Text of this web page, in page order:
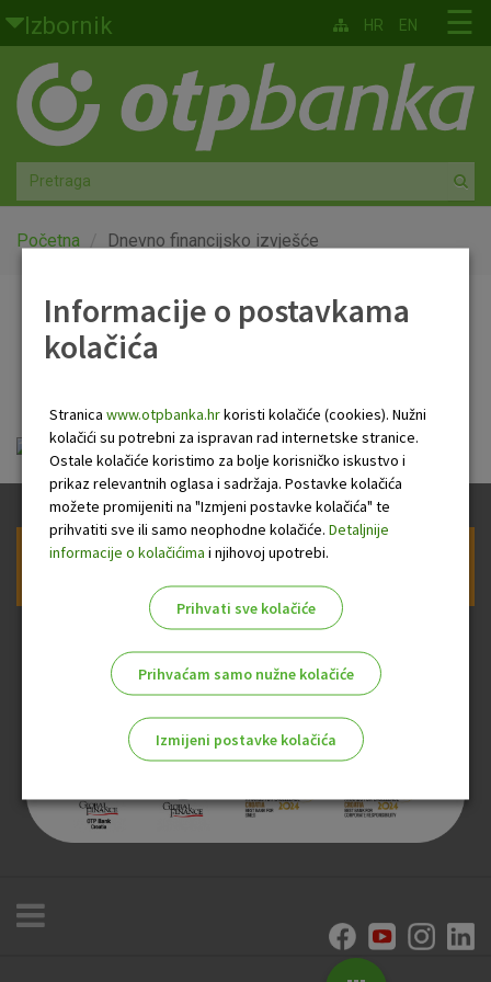
Skoči na glavni sadržaj
Izbornik
Građani
Privatno bankarstvo
Agro
Mala poduzeća i obrtnici
Globalna tržišta
O nama
☰
HR EN
Početna Dnevno financijsko izvješće
Dnevno financijsko
Dnevno financijsko izvješće.pdf
Prijava na newsletter OTP banke
Informacije o postavkama
kolačića
Stranica www.otpbanka.hrkoristi kolačiće (cookies). Nužni
kolačići su potrebni za ispravan rad internetske stranice.
Ostale kolačiće koristimo za bolje korisničko iskustvo i
prikaz relevantnih oglasa i sadržaja. Postavke kolačića
možete promijeniti na "Izmjeni postavke kolačića" te
prihvatiti sve ili samo neophodne kolačiće. Detaljnije
informacije o kolačićima i njihovoj upotrebi.
Prihvati sve kolačiće
Prihvaćam samo nužne kolačiće
Izmijeni postavke kolačića
Nužni kolačići